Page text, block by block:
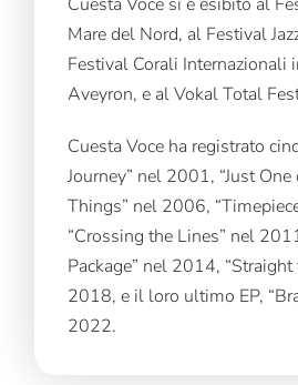
Mare del Nord, al Festival
Festival Corali Internazionali
Aveyron, e al Vokal Total
Cuesta Voce ha registrato
Journey” nel 2001, “Just
Things” nel 2006,
“Crossing the Lines” nel
Package” nel 2014, “Straight
2018, e il loro ultimo EP,
2022.